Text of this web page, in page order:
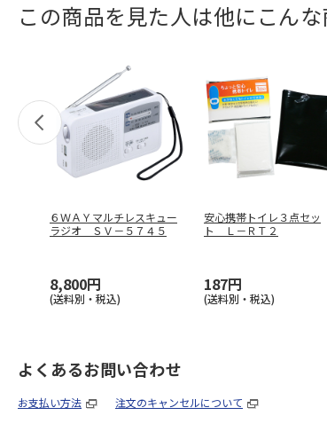
この商品を見た人は他にこんな
６ＷＡＹマルチレスキュー
ラジオ ＳＶ－５７４５
8,800円
(送料別・税込)
安心携帯トイレ３点セッ
ト Ｌ－ＲＴ２
187円
(送料別・税込)
よくあるお問い合わせ
お支払い方法 注文のキャンセルについて